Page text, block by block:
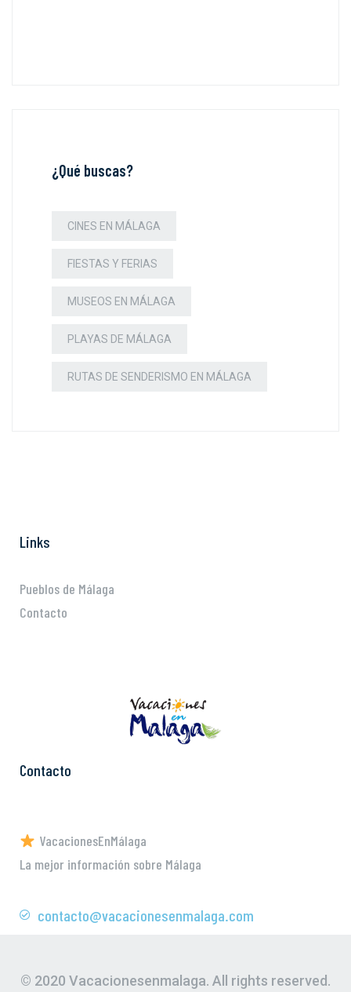
¿Qué buscas?
CINES EN MÁLAGA
FIESTAS Y FERIAS
MUSEOS EN MÁLAGA
PLAYAS DE MÁLAGA
RUTAS DE SENDERISMO EN MÁLAGA
Links
Pueblos de Málaga
Contacto
Contacto
VacacionesEnMálaga
La mejor información sobre Málaga
contacto@vacacionesenmalaga.com
© 2020 Vacacionesenmalaga. All rights reserved.